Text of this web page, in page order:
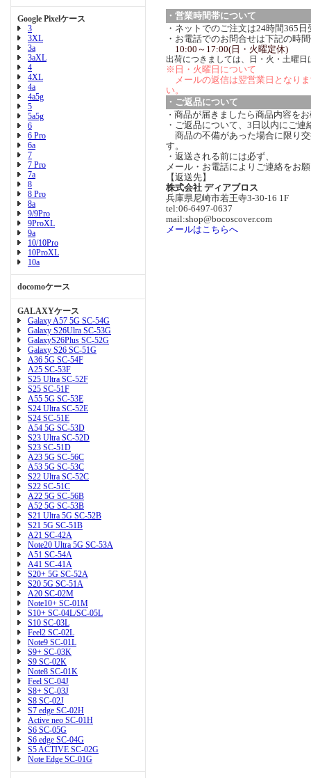
Google Pixelケース
3
3XL
3a
3aXL
4
4XL
4a
4a5g
5
5a5g
6
6 Pro
6a
7
7 Pro
7a
8
8 Pro
8a
9/9Pro
9ProXL
9a
10/10Pro
10ProXL
10a
docomoケース
GALAXYケース
Galaxy A57 5G SC-54G
Galaxy S26Ulra SC-53G
GalaxyS26Plus SC-52G
Galaxy S26 SC-51G
A36 5G SC-54F
A25 SC-53F
S25 Ultra SC-52F
S25 SC-51F
A55 5G SC-53E
S24 Ultra SC-52E
S24 SC-51E
A54 5G SC-53D
S23 Ultra SC-52D
S23 SC-51D
A23 5G SC-56C
A53 5G SC-53C
S22 Ultra SC-52C
S22 SC-51C
A22 5G SC-56B
A52 5G SC-53B
S21 Ultra 5G SC-52B
S21 5G SC-51B
A21 SC-42A
Note20 Ultra 5G SC-53A
A51 SC-54A
A41 SC-41A
S20+ 5G SC-52A
S20 5G SC-51A
A20 SC-02M
Note10+ SC-01M
S10+ SC-04L/SC-05L
S10 SC-03L
Feel2 SC-02L
Note9 SC-01L
S9+ SC-03K
S9 SC-02K
Note8 SC-01K
Feel SC-04J
S8+ SC-03J
S8 SC-02J
S7 edge SC-02H
Active neo SC-01H
S6 SC-05G
S6 edge SC-04G
S5 ACTIVE SC-02G
Note Edge SC-01G
・営業時間帯について
・ネットでのご注文は24時間365
・お電話でのお問合せは下記の時
10:00～17:00(日・火曜定休)
出荷につきましては、日・火・土曜日
※日・火曜日について
メールの返信は翌営業日となり
い。
・ご返品について
・ 商品が届きましたら商品内容を
・ご返品について、3日以内にご連
商品の不備があった場合に限り
す。
・返送される前には必ず、
メール・お電話によりご連絡をお
【返送先】
株式会社 ディアブロス
兵庫県尼崎市若王寺3-30-16 1F
tel:06-6497-0637
mail:shop@bocoscover.com
メールはこちらへ